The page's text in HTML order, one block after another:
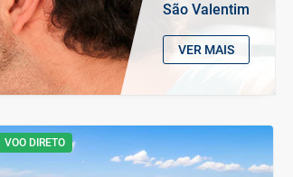
São Valentim
VER MAIS
VOO DIRETO